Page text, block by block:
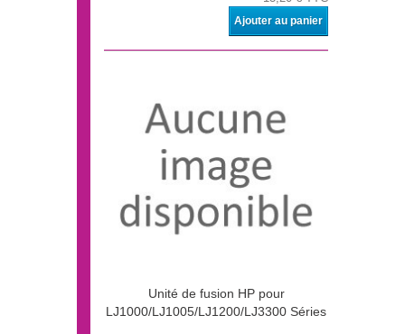
Ajouter au panier
Unité de fusion HP pour
LJ1000/LJ1005/LJ1200/LJ3300 Séries